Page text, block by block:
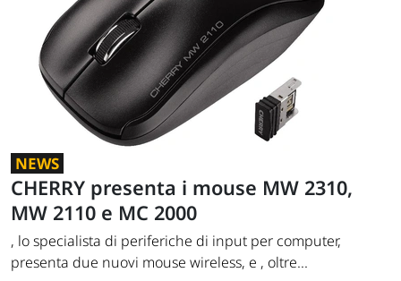
NEWS
CHERRY presenta i mouse MW 2310,
MW 2110 e MC 2000
, lo specialista di periferiche di input per computer,
presenta due nuovi mouse wireless, e , oltre...